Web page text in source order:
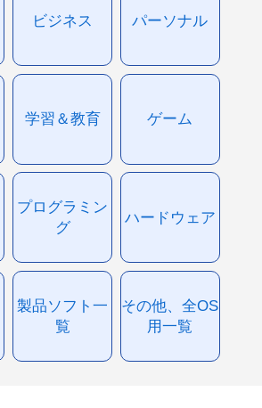
ビジネス パーソナル
学習＆教育 ゲーム
プログラミン
グ
ハードウェア
製品ソフト一
覧
その他、全OS
用一覧